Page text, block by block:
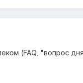
(FAQ, "вопрос